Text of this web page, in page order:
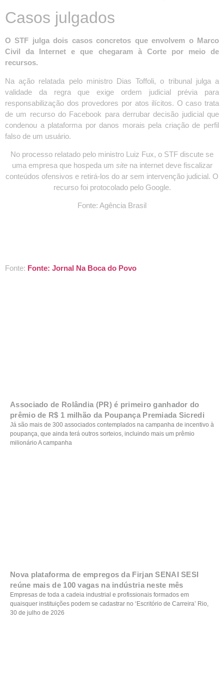
Casos julgados
O STF julga dois casos concretos que envolvem o Marco
Civil da Internet e que chegaram à Corte por meio de
recursos.
Na ação relatada pelo ministro Dias Toffoli, o tribunal julga a
validade da regra que exige ordem judicial prévia para
responsabilização dos provedores por atos ilícitos. O caso trata
de um recurso do Facebook para derrubar decisão judicial que
condenou a plataforma por danos morais pela criação de perfil
falso de um usuário.
No processo relatado pelo ministro Luiz Fux, o STF discute se
uma empresa que hospeda um sitena internet deve fiscalizar
conteúdos ofensivos e retirá-los do ar sem intervenção judicial. O
recurso foi protocolado pelo Google.
Fonte: Agência Brasil
Fonte: Fonte: Jornal Na Boca do Povo
Associado de Rolândia (PR) é primeiro ganhador do
prêmio de R$ 1 milhão da Poupança Premiada Sicredi
Já são mais de 300 associados contemplados na campanha de incentivo à
poupança, que ainda terá outros sorteios, incluindo mais um prêmio
milionário A campanha
Nova plataforma de empregos da Firjan SENAI SESI
reúne mais de 100 vagas na indústria neste mês
Empresas de toda a cadeia industrial e profissionais formados em
quaisquer instituições podem se cadastrar no ‘Escritório de Carreira’ Rio,
30 de julho de 2026